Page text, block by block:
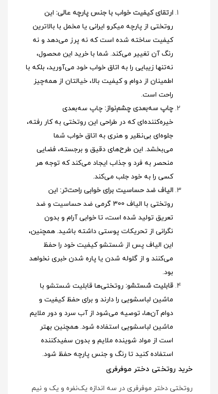
ارتقای کیفیت خواب با جنس پارچه عالی: این
روتختی از پارچه میکرو ایرانی یا مخمل با بالاترین
کیفیت ساخته شده است که نه پرز می‌دهد و نه
رنگ آن تغییر می‌کند. شما با خرید این محصول،
نه‌تنها زیبایی را به اتاق خواب خود می‌آورید، بلکه با
اطمینان از دوام و کیفیت بالا، خیالتان از همه‌چیز
راحت است.
چاپ سه‌بعدی چشم‌نواز: چاپ سه‌بعدی
خیره‌کننده‌ای که در طراحی این روتختی به کار رفته،
جلوه‌ای بی‌نظیر و هنری به اتاق خواب شما
می‌بخشد. این طرح‌های دقیق و برجسته، فضایی
منحصر به فرد و جذاب ایجاد می‌کند که توجه هر
کسی را به خود جلب می‌کند.
الیاف ضد حساسیت برای خوابی راحت‌تر: این
روتختی با الیاف 300 گرمی ضد حساسیت و ضد
تعریق تولید شده است، تا خوابی آرام و بدون
نگرانی از تحریکات پوستی داشته باشید. همچنین،
این الیاف پس از شستشو کیفیت خود را حفظ
می‌کنند و از گلوله شدن یا پاره شدن خبری نخواهد
بود.
قابلیت شستشو: روتختی‌ها قابلیت شستشو با
ماشین لباسشویی را دارند و برای حفظ کیفیت و
دوام آن‌ها، توصیه می‌شود از آب سرد و دور ملایم
ماشین لباسشویی استفاده شود. همچنین بهتر
است از مواد شوینده ملایم و بدون سفیدکننده
استفاده کنید تا رنگ و جنس پارچه حفظ شود.
خرید روتختی دختر موفرفری
روتختی دختر موفرفری در سه اندازه یک‌نفره و یک و نیم